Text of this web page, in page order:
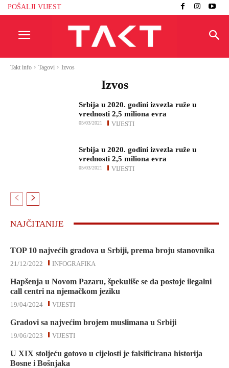
POŠALJI VIJEST
Takt info Tagovi Izvos
Izvos
Srbija u 2020. godini izvezla ruže u
vrednosti 2,5 miliona evra
VIJESTI
05/03/2021
Srbija u 2020. godini izvezla ruže u
vrednosti 2,5 miliona evra
VIJESTI
05/03/2021
NAJČITANIJE
TOP 10 najvećih gradova u Srbiji, prema broju stanovnika
INFOGRAFIKA
21/12/2022
Hapšenja u Novom Pazaru, špekuliše se da postoje ilegalni
call centri na njemačkom jeziku
VIJESTI
19/04/2024
Gradovi sa najvećim brojem muslimana u Srbiji
VIJESTI
19/06/2023
U XIX stoljeću gotovo u cijelosti je falsificirana historija
Bosne i Bošnjaka